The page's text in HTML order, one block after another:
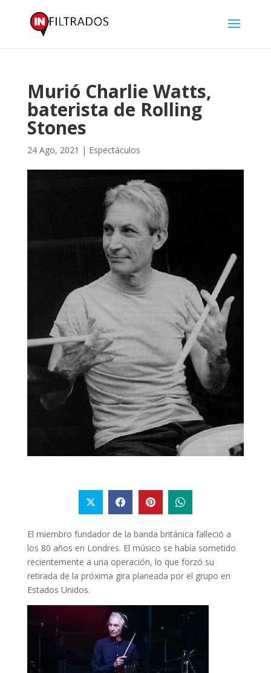
Murió Charlie Watts,
baterista de Rolling
Stones
24 Ago, 2021 | Espectáculos
El miembro fundador de la banda británica falleció a
los 80 años en Londres. El músico se había sometido
recientemente a una operación, lo que forzó su
retirada de la próxima gira planeada por el grupo en
Estados Unidos.